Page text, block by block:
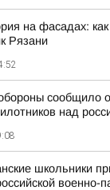
на фасадах:
Рязани
сообщило
над
школьники
военно-